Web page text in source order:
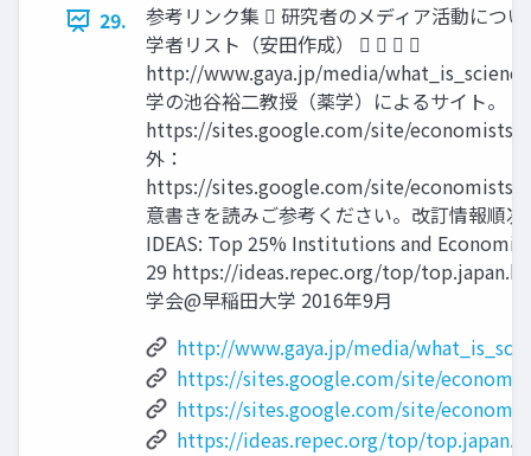
29.
参考リンク集  研究者のメディア活動につ
学者リスト（安田作成）    
http://www.gaya.jp/media/
学の池谷裕二教授（薬学）によるサイト。
https://sites.google.com/site/
外：
https://sites.google.com/site/
意書きを読みご参考ください。改訂情報順
IDEAS: Top 25% Institutions and
29 https://ideas.repec.org/top/
学会@早稲田大学 2016年9月
http://www.gaya.jp/media/
https://sites.google.com/site/
https://sites.google.com/site/
https://ideas.repec.org/top/